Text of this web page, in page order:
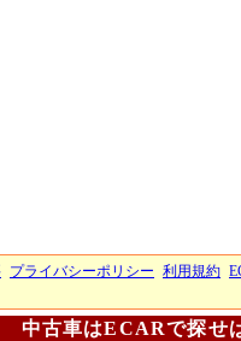
プライバシーポリシー 利用規約
中古車はECARで探せ